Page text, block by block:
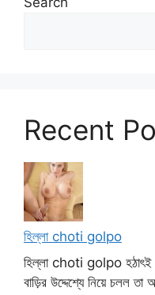
Recent
হিল্লা choti golpo
হিল্লা choti golpo হঠাৎই
বাড়ির উদ্দেশ্যে নিয়ে চলল